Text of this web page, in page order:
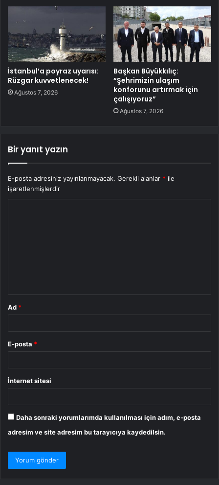
İstanbul’a poyraz uyarısı:
Rüzgar kuvvetlenecek!
Ağustos 7, 2026
Başkan Büyükkılıç:
“Şehrimizin ulaşım
konforunu artırmak için
çalışıyoruz”
Ağustos 7, 2026
Bir yanıt yazın
E-posta adresiniz yayınlanmayacak. Gerekli alanlar * ile
işaretlenmişlerdir
Ad *
E-posta *
İnternet sitesi
Daha sonraki yorumlarımda kullanılması için adım, e-posta
adresim ve site adresim bu tarayıcıya kaydedilsin.